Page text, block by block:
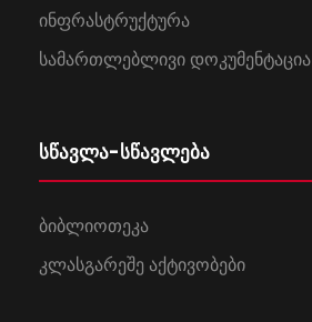
ინფრასტრუქტურა
სამართლებლივი დოკუმენტაცია
სწავლა-სწავლება
ბიბლიოთეკა
კლასგარეშე აქტივობები